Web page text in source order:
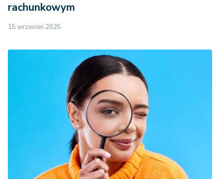
rachunkowym
15 wrzesień 2025